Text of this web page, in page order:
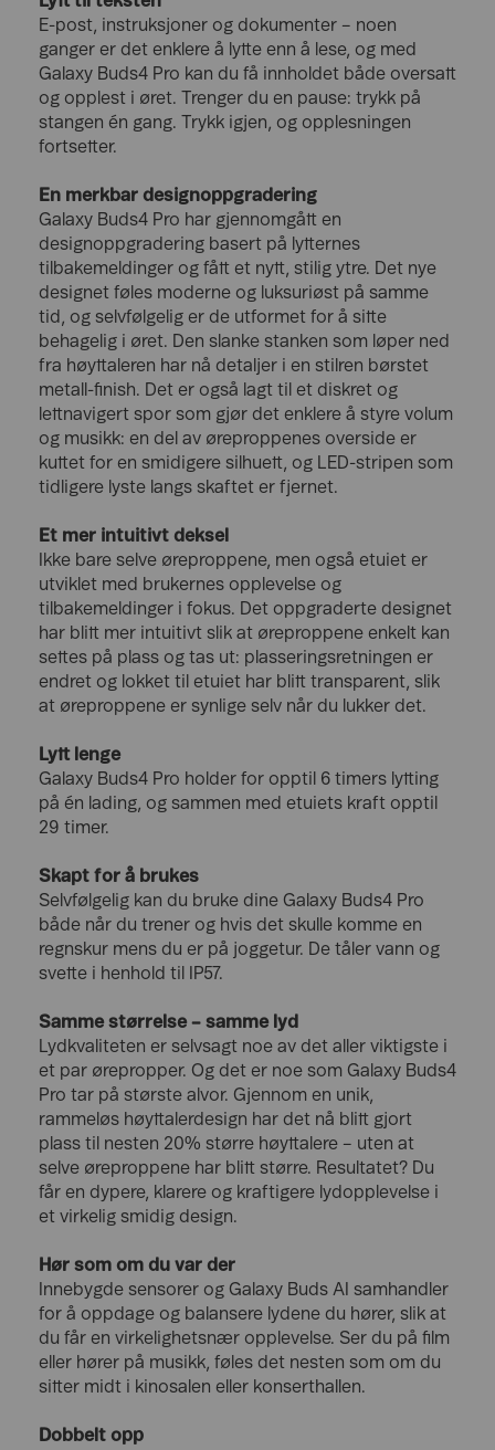
E-post, instruksjoner og dokumenter – noen
ganger er det enklere å lytte enn å lese, og med
Galaxy Buds4 Pro kan du få innholdet både oversatt
og opplest i øret. Trenger du en pause: trykk på
stangen én gang. Trykk igjen, og opplesningen
fortsetter.
En merkbar designoppgradering
Galaxy Buds4 Pro har gjennomgått en
designoppgradering basert på lytternes
tilbakemeldinger og fått et nytt, stilig ytre. Det nye
designet føles moderne og luksuriøst på samme
tid, og selvfølgelig er de utformet for å sitte
behagelig i øret. Den slanke stanken som løper ned
fra høyttaleren har nå detaljer i en stilren børstet
metall-finish. Det er også lagt til et diskret og
lettnavigert spor som gjør det enklere å styre volum
og musikk: en del av øreproppenes overside er
kuttet for en smidigere silhuett, og LED-stripen som
tidligere lyste langs skaftet er fjernet.
Et mer intuitivt deksel
Ikke bare selve øreproppene, men også etuiet er
utviklet med brukernes opplevelse og
tilbakemeldinger i fokus. Det oppgraderte designet
har blitt mer intuitivt slik at øreproppene enkelt kan
settes på plass og tas ut: plasseringsretningen er
endret og lokket til etuiet har blitt transparent, slik
at øreproppene er synlige selv når du lukker det.
Lytt lenge
Galaxy Buds4 Pro holder for opptil 6 timers lytting
på én lading, og sammen med etuiets kraft opptil
29 timer.
Skapt for å brukes
Selvfølgelig kan du bruke dine Galaxy Buds4 Pro
både når du trener og hvis det skulle komme en
regnskur mens du er på joggetur. De tåler vann og
svette i henhold til IP57.
Samme størrelse – samme lyd
Lydkvaliteten er selvsagt noe av det aller viktigste i
et par ørepropper. Og det er noe som Galaxy Buds4
Pro tar på største alvor. Gjennom en unik,
rammeløs høyttalerdesign har det nå blitt gjort
plass til nesten 20% større høyttalere – uten at
selve øreproppene har blitt større. Resultatet? Du
får en dypere, klarere og kraftigere lydopplevelse i
et virkelig smidig design.
Hør som om du var der
Innebygde sensorer og Galaxy Buds AI samhandler
for å oppdage og balansere lydene du hører, slik at
du får en virkelighetsnær opplevelse. Ser du på film
eller hører på musikk, føles det nesten som om du
sitter midt i kinosalen eller konserthallen.
Dobbelt opp